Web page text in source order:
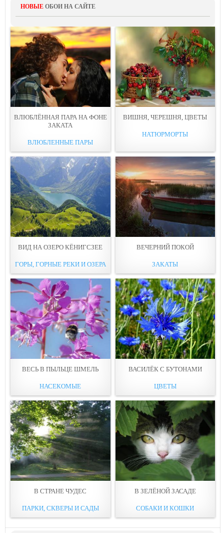
НОВЫЕ ОБОИ НА САЙТЕ
ВЛЮБЛЁННАЯ ПАРА НА ФОНЕ
ЗАКАТА
ВЛЮБЛЕННЫЕ ПАРЫ
ВИШНЯ, ЧЕРЕШНЯ, ЦВЕТЫ
НАТЮРМОРТЫ
ВИД НА ОЗЕРО КЁНИГСЗЕЕ
ГОРЫ, ГОРНЫЕ РЕКИ И ОЗЕРА
ВЕЧЕРНИЙ ПОКОЙ
ЗАКАТЫ
ВЕСЬ В ПЫЛЬЦЕ ШМЕЛЬ
НАСЕКОМЫЕ
ВАСИЛЁК С БУТОНАМИ
ЦВЕТЫ
В СТРАНЕ ЧУДЕС
ПАРКИ, СКВЕРЫ И САДЫ
В ЗЕЛЁНОЙ ЗАСАДЕ
СОБАКИ И КОШКИ